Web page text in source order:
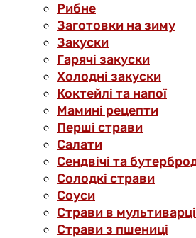
Рибне
Заготовки на зиму
Закуски
Гарячі закуски
Холодні закуски
Коктейлі та напої
Мамині рецепти
Перші страви
Салати
Сендвічі та
Солодкі страви
Соуси
Страви в мультиварці
Страви з пшениці